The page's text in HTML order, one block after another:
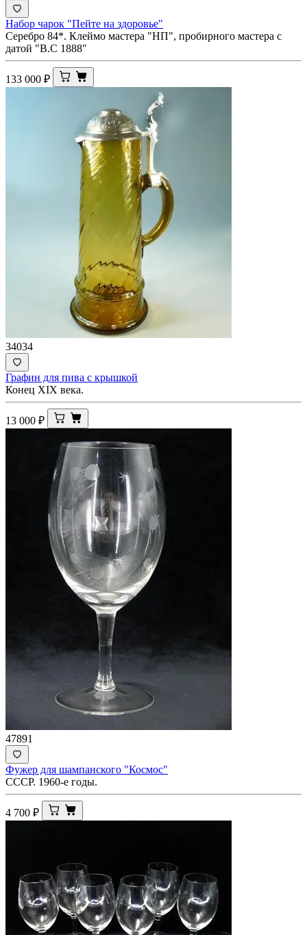
Набор чарок "Пейте на здоровье"
Серебро 84*. Клеймо мастера "НП", пробирного мастера с
датой "В.С 1888"
133 000 ₽
34034
Графин для пива с крышкой
Конец ХIХ века.
13 000 ₽
47891
Фужер для шампанского "Космос"
СССР. 1960-е годы.
4 700 ₽